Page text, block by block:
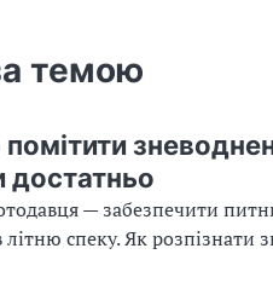
темою
достатньо
— забезпечити
літню спеку. Як